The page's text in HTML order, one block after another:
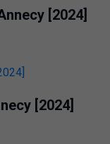
[2024]
[2024]